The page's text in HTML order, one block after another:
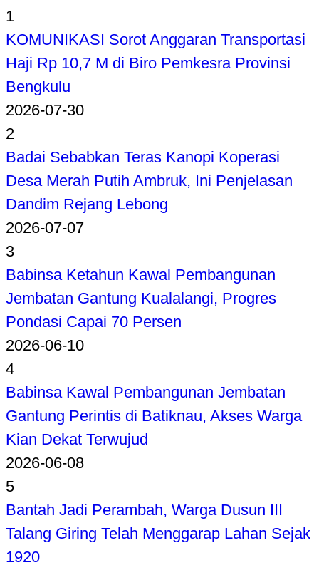
1
KOMUNIKASI Sorot Anggaran Transportasi
Haji Rp 10,7 M di Biro Pemkesra Provinsi
Bengkulu
2026-07-30
2
Badai Sebabkan Teras Kanopi Koperasi
Desa Merah Putih Ambruk, Ini Penjelasan
Dandim Rejang Lebong
2026-07-07
3
Babinsa Ketahun Kawal Pembangunan
Jembatan Gantung Kualalangi, Progres
Pondasi Capai 70 Persen
2026-06-10
4
Babinsa Kawal Pembangunan Jembatan
Gantung Perintis di Batiknau, Akses Warga
Kian Dekat Terwujud
2026-06-08
5
Bantah Jadi Perambah, Warga Dusun III
Talang Giring Telah Menggarap Lahan Sejak
1920